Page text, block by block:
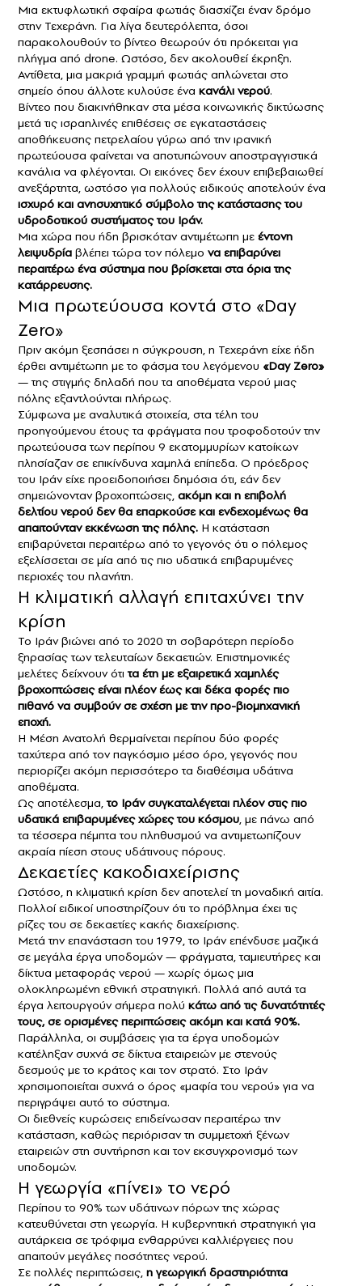
Μια εκτυφλωτική σφαίρα φωτιάς διασχίζει έναν δρόμο
στην Τεχεράνη. Για λίγα δευτερόλεπτα, όσοι
παρακολουθούν το βίντεο θεωρούν ότι πρόκειται για
πλήγμα από drone. Ωστόσο, δεν ακολουθεί έκρηξη.
Αντίθετα, μια μακριά γραμμή φωτιάς απλώνεται στο
σημείο όπου άλλοτε κυλούσε ένα κανάλι νερού.
Βίντεο που διακινήθηκαν στα μέσα κοινωνικής δικτύωσης
μετά τις ισραηλινές επιθέσεις σε εγκαταστάσεις
αποθήκευσης πετρελαίου γύρω από την ιρανική
πρωτεύουσα φαίνεται να αποτυπώνουν αποστραγγιστικά
κανάλια να φλέγονται. Οι εικόνες δεν έχουν επιβεβαιωθεί
ανεξάρτητα, ωστόσο για πολλούς ειδικούς αποτελούν ένα
ισχυρό και ανησυχητικό σύμβολο της κατάστασης του
υδροδοτικού συστήματος του Ιράν.
Μια χώρα που ήδη βρισκόταν αντιμέτωπη με έντονη
λειψυδρία βλέπει τώρα τον πόλεμο να επιβαρύνει
περαιτέρω ένα σύστημα που βρίσκεται στα όρια της
κατάρρευσης.
Μια πρωτεύουσα κοντά στο «Day
Zero»
Πριν ακόμη ξεσπάσει η σύγκρουση, η Τεχεράνη είχε ήδη
έρθει αντιμέτωπη με το φάσμα του λεγόμενου «Day Zero»
— της στιγμής δηλαδή που τα αποθέματα νερού μιας
πόλης εξαντλούνται πλήρως.
Σύμφωνα με αναλυτικά στοιχεία, στα τέλη του
προηγούμενου έτους τα φράγματα που τροφοδοτούν την
πρωτεύουσα των περίπου 9 εκατομμυρίων κατοίκων
πλησίαζαν σε επικίνδυνα χαμηλά επίπεδα. Ο πρόεδρος
του Ιράν είχε προειδοποιήσει δημόσια ότι, εάν δεν
σημειώνονταν βροχοπτώσεις, ακόμη και η επιβολή
δελτίου νερού δεν θα επαρκούσε και ενδεχομένως θα
απαιτούνταν εκκένωση της πόλης. Η κατάσταση
επιβαρύνεται περαιτέρω από το γεγονός ότι ο πόλεμος
εξελίσσεται σε μία από τις πιο υδατικά επιβαρυμένες
περιοχές του πλανήτη.
Η κλιματική αλλαγή επιταχύνει την
κρίση
Το Ιράν βιώνει από το 2020 τη σοβαρότερη περίοδο
ξηρασίας των τελευταίων δεκαετιών. Επιστημονικές
μελέτες δείχνουν ότιτα έτη με εξαιρετικά χαμηλές
βροχοπτώσεις είναι πλέον έως και δέκα φορές πιο
πιθανό να συμβούν σε σχέση με την προ-βιομηχανική
εποχή.
Η Μέση Ανατολή θερμαίνεται περίπου δύο φορές
ταχύτερα από τον παγκόσμιο μέσο όρο, γεγονός που
περιορίζει ακόμη περισσότερο τα διαθέσιμα υδάτινα
αποθέματα.
Ως αποτέλεσμα,το Ιράν συγκαταλέγεται πλέον στις πιο
υδατικά επιβαρυμένες χώρες του κόσμου, με πάνω από
τα τέσσερα πέμπτα του πληθυσμού να αντιμετωπίζουν
ακραία πίεση στους υδάτινους πόρους.
Δεκαετίες κακοδιαχείρισης
Ωστόσο, η κλιματική κρίση δεν αποτελεί τη μοναδική αιτία.
Πολλοί ειδικοί υποστηρίζουν ότι το πρόβλημα έχει τις
ρίζες του σε δεκαετίες κακής διαχείρισης.
Μετά την επανάσταση του 1979, το Ιράν επένδυσε μαζικά
σε μεγάλα έργα υποδομών — φράγματα, ταμιευτήρες και
δίκτυα μεταφοράς νερού — χωρίς όμως μια
ολοκληρωμένη εθνική στρατηγική. Πολλά από αυτά τα
έργα λειτουργούν σήμερα πολύ κάτω από τις δυνατότητές
τους, σε ορισμένες περιπτώσεις ακόμη και κατά 90%.
Παράλληλα, οι συμβάσεις για τα έργα υποδομών
κατέληξαν συχνά σε δίκτυα εταιρειών με στενούς
δεσμούς με το κράτος και τον στρατό. Στο Ιράν
χρησιμοποιείται συχνά ο όρος «μαφία του νερού» για να
περιγράψει αυτό το σύστημα.
Οι διεθνείς κυρώσεις επιδείνωσαν περαιτέρω την
κατάσταση, καθώς περιόρισαν τη συμμετοχή ξένων
εταιρειών στη συντήρηση και τον εκσυγχρονισμό των
υποδομών.
Η γεωργία «πίνει» το νερό
Περίπου το 90% των υδάτινων πόρων της χώρας
κατευθύνεται στη γεωργία. Η κυβερνητική στρατηγική για
αυτάρκεια σε τρόφιμα ενθαρρύνει καλλιέργειες που
απαιτούν μεγάλες ποσότητες νερού.
Σε πολλές περιπτώσεις, η γεωργική δραστηριότητα